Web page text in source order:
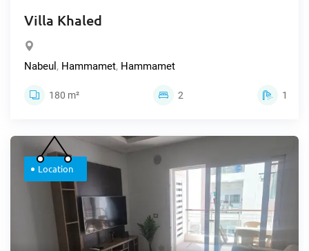
Villa Khaled
Nabeul , Hammamet, Hammamet
180 m² 2 1
Location